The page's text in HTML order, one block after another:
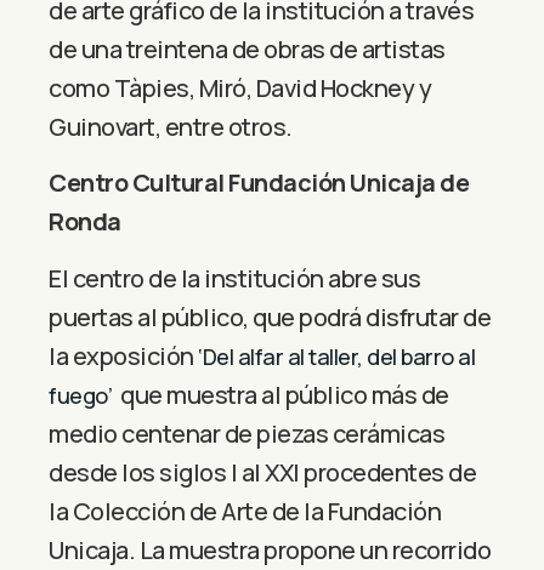
de arte gráfico de la institución a través
de una treintena de obras de artistas
como Tàpies, Miró, David Hockney y
Guinovart, entre otros.
Centro Cultural Fundación Unicaja de
Ronda
El centro de la institución abre sus
puertas al público, que podrá disfrutar de
la exposición ‘Del alfar al taller, del barro al
fuego’ que muestra al público más de
medio centenar de piezas cerámicas
desde los siglos I al XXI procedentes de
la Colección de Arte de la Fundación
Unicaja. La muestra propone un recorrido